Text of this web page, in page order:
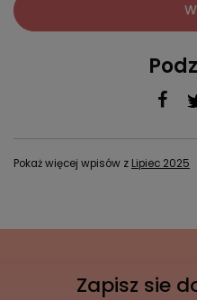
Pokaż więcej wpisów z Lipiec 2025
Zapisz sie